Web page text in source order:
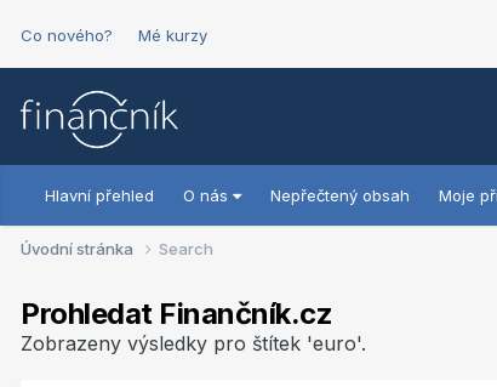
Co nového? Mé kurzy
Hlavní přehled O nás Nepřečtený obsah Moje
Úvodní stránka Search
Prohledat Finančník.cz
Zobrazeny výsledky pro štítek 'euro'.